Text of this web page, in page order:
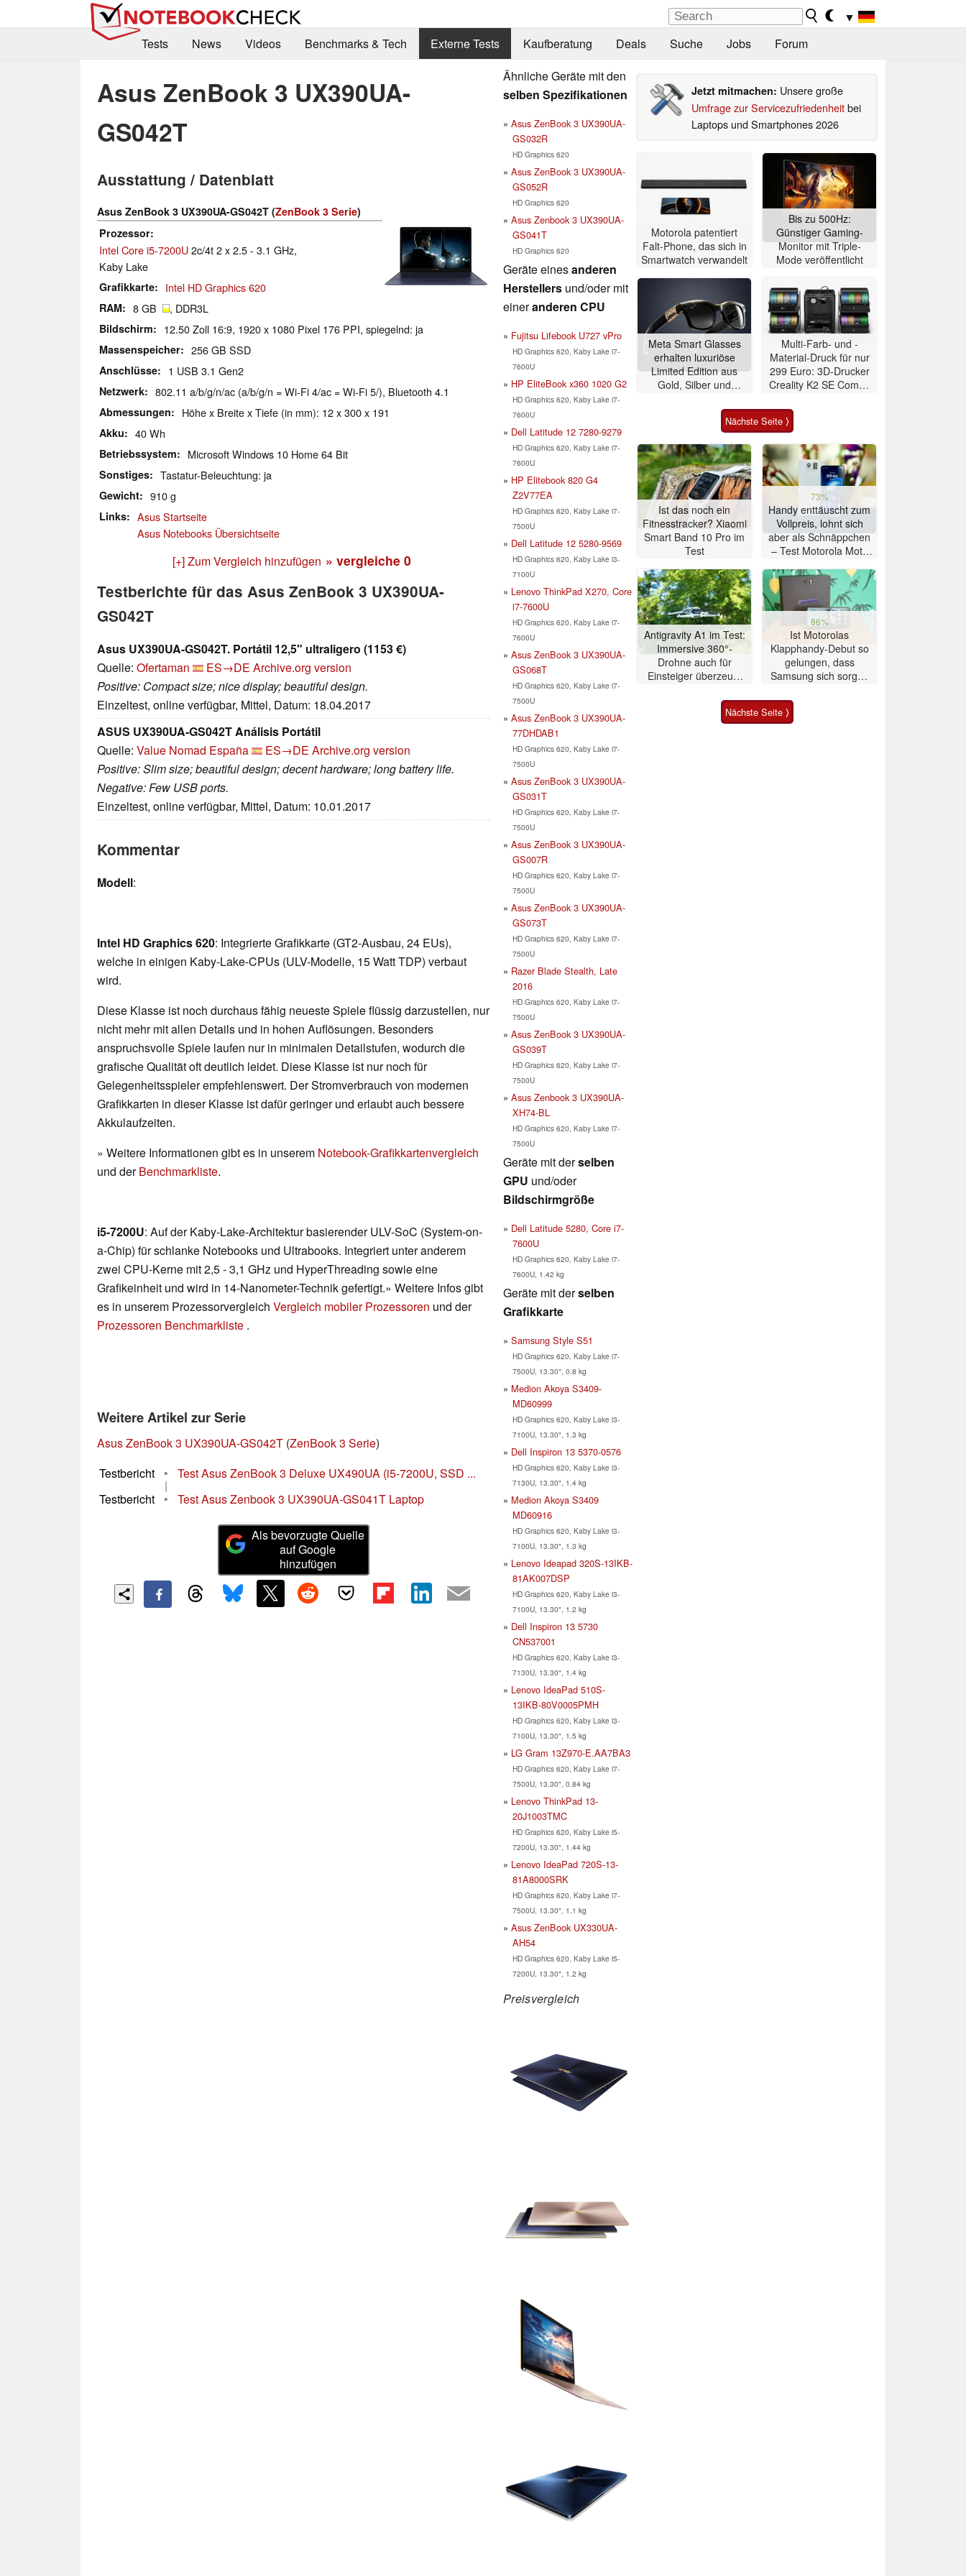
▼
Tests
News Videos Benchmarks & Tech Externe Tests Kaufberatung Deals Suche Jobs Forum
Asus ZenBook 3 UX390UA-
GS042T
Ausstattung / Datenblatt
Asus ZenBook 3 UX390UA-GS042T (ZenBook 3 Serie)
Prozessor
Intel Core i5-7200U2c/4t 2 x 2.5 - 3.1 GHz,
Kaby Lake
Grafikkarte Intel HD Graphics 620
RAM 8 GB , DDR3L
Bildschirm 12.50 Zoll 16:9, 1920 x 1080 Pixel 176 PPI, spiegelnd: ja
Massenspeicher 256 GB SSD
Anschlüsse 1 USB 3.1 Gen2
Netzwerk 802.11 a/b/g/n/ac (a/b/g/n = Wi-Fi 4/ac = Wi-Fi 5/), Bluetooth 4.1
Abmessungen Höhe x Breite x Tiefe (in mm): 12 x 300 x 191
Akku 40 Wh
Betriebssystem Microsoft Windows 10 Home 64 Bit
Sonstiges Tastatur-Beleuchtung: ja
Gewicht 910 g
Links
Asus Startseite
Asus Notebooks Übersichtseite
[+] Zum Vergleich hinzufügen » vergleiche 0
Testberichte für das Asus ZenBook 3 UX390UA-
GS042T
Asus UX390UA-GS042T. Portátil 12,5" ultraligero (1153 €)
Quelle: Ofertaman ES→DE Archive.org version
Positive: Compact size; nice display; beautiful design.
Einzeltest, online verfügbar, Mittel, Datum: 18.04.2017
ASUS UX390UA-GS042T Análisis Portátil
Quelle: Value Nomad España ES→DE Archive.org version
Positive: Slim size; beautiful design; decent hardware; long battery life.
Negative: Few USB ports.
Einzeltest, online verfügbar, Mittel, Datum: 10.01.2017
Kommentar
Modell:
Intel HD Graphics 620: Integrierte Grafikkarte (GT2-Ausbau, 24 EUs),
welche in einigen Kaby-Lake-CPUs (ULV-Modelle, 15 Watt TDP) verbaut
wird.
Diese Klasse ist noch durchaus fähig neueste Spiele flüssig darzustellen, nur
nicht mehr mit allen Details und in hohen Auflösungen. Besonders
anspruchsvolle Spiele laufen nur in minimalen Detailstufen, wodurch die
grafische Qualität oft deutlich leidet. Diese Klasse ist nur noch für
Gelegenheitsspieler empfehlenswert. Der Stromverbrauch von modernen
Grafikkarten in dieser Klasse ist dafür geringer und erlaubt auch bessere
Akkulaufzeiten.
» Weitere Informationen gibt es in unserem Notebook-Grafikkartenvergleich
und derBenchmarkliste.
i5-7200U: Auf der Kaby-Lake-Architektur basierender ULV-SoC (System-on-
a-Chip) für schlanke Notebooks und Ultrabooks. Integriert unter anderem
zwei CPU-Kerne mit 2,5 - 3,1 GHz und HyperThreading sowie eine
Grafikeinheit und wird in 14-Nanometer-Technik gefertigt.» Weitere Infos gibt
es in unserem Prozessorvergleich Vergleich mobiler Prozessoren und der
Prozessoren Benchmarkliste .
Weitere Artikel zur Serie
Asus ZenBook 3 UX390UA-GS042T (ZenBook 3 Serie)
Testbericht
• Test Asus ZenBook 3 Deluxe UX490UA (i5-7200U, SSD ...
|
Testbericht
• Test Asus Zenbook 3 UX390UA-GS041T Laptop
Als bevorzugte Quelle
auf Google
hinzufügen
Ähnliche Geräte mit den
selben Spezifikationen
Asus ZenBook 3 UX390UA-
GS032R
HD Graphics 620
Asus ZenBook 3 UX390UA-
GS052R
HD Graphics 620
Asus Zenbook 3 UX390UA-
GS041T
HD Graphics 620
Geräte einesanderen
Herstellers und/oder mit
eineranderen CPU
Fujitsu Lifebook U727 vPro
HD Graphics 620, Kaby Lake i7-
7600U
HP EliteBook x360 1020 G2
HD Graphics 620, Kaby Lake i7-
7600U
Dell Latitude 12 7280-9279
HD Graphics 620, Kaby Lake i7-
7600U
HP Elitebook 820 G4
Z2V77EA
HD Graphics 620, Kaby Lake i7-
7500U
Dell Latitude 12 5280-9569
HD Graphics 620, Kaby Lake i3-
7100U
Lenovo ThinkPad X270, Core
i7-7600U
HD Graphics 620, Kaby Lake i7-
7600U
Asus ZenBook 3 UX390UA-
GS068T
HD Graphics 620, Kaby Lake i7-
7500U
Asus ZenBook 3 UX390UA-
77DHDAB1
HD Graphics 620, Kaby Lake i7-
7500U
Asus ZenBook 3 UX390UA-
GS031T
HD Graphics 620, Kaby Lake i7-
7500U
Asus ZenBook 3 UX390UA-
GS007R
HD Graphics 620, Kaby Lake i7-
7500U
Asus ZenBook 3 UX390UA-
GS073T
HD Graphics 620, Kaby Lake i7-
7500U
Razer Blade Stealth, Late
2016
HD Graphics 620, Kaby Lake i7-
7500U
Asus ZenBook 3 UX390UA-
GS039T
HD Graphics 620, Kaby Lake i7-
7500U
Asus Zenbook 3 UX390UA-
XH74-BL
HD Graphics 620, Kaby Lake i7-
7500U
Geräte mit derselben
GPU und/oder
Bildschirmgröße
Dell Latitude 5280, Core i7-
7600U
HD Graphics 620, Kaby Lake i7-
7600U, 1.42 kg
Geräte mit derselben
Grafikkarte
Samsung Style S51
HD Graphics 620, Kaby Lake i7-
7500U, 13.30", 0.8 kg
Medion Akoya S3409-
MD60999
HD Graphics 620, Kaby Lake i3-
7100U, 13.30", 1.3 kg
Dell Inspiron 13 5370-0576
HD Graphics 620, Kaby Lake i3-
7130U, 13.30", 1.4 kg
Medion Akoya S3409
MD60916
HD Graphics 620, Kaby Lake i3-
7100U, 13.30", 1.3 kg
Lenovo Ideapad 320S-13IKB-
81AK007DSP
HD Graphics 620, Kaby Lake i3-
7100U, 13.30", 1.2 kg
Dell Inspiron 13 5730
CN537001
HD Graphics 620, Kaby Lake i3-
7130U, 13.30", 1.4 kg
Lenovo IdeaPad 510S-
13IKB-80V0005PMH
HD Graphics 620, Kaby Lake i3-
7100U, 13.30", 1.5 kg
LG Gram 13Z970-E.AA7BA3
HD Graphics 620, Kaby Lake i7-
7500U, 13.30", 0.84 kg
Lenovo ThinkPad 13-
20J1003TMC
HD Graphics 620, Kaby Lake i5-
7200U, 13.30", 1.44 kg
Lenovo IdeaPad 720S-13-
81A8000SRK
HD Graphics 620, Kaby Lake i7-
7500U, 13.30", 1.1 kg
Asus ZenBook UX330UA-
AH54
HD Graphics 620, Kaby Lake i5-
7200U, 13.30", 1.2 kg
Preisvergleich
Jetzt mitmachen: Unsere große
Umfrage zur Servicezufriedenheitbei
Laptops und Smartphones 2026
Motorola patentiert
Falt-Phone, das sich in
Smartwatch verwandelt
Bis zu 500Hz:
Günstiger Gaming-
Monitor mit Triple-
Mode veröffentlicht
Meta Smart Glasses
erhalten luxuriöse
Limited Edition aus
Gold, Silber und
Multi-Farb- und -
Material-Druck für nur
299 Euro: 3D-Drucker
Creality K2 SE Combo
Schnäppchenpreis
Nächste Seite ⟩
Ist das noch ein
Fitnesstracker? Xiaomi
Smart Band 10 Pro im
Test
73%
Handy enttäuscht zum
Vollpreis, lohnt sich
aber als Schnäppchen
– Test Motorola Moto
Antigravity A1 im Test:
Immersive 360°-
Drohne auch für
Einsteiger überzeugt
86%
Ist Motorolas
Klapphandy-Debut so
gelungen, dass
Samsung sich sorgen
Smartphone im Test
Nächste Seite ⟩